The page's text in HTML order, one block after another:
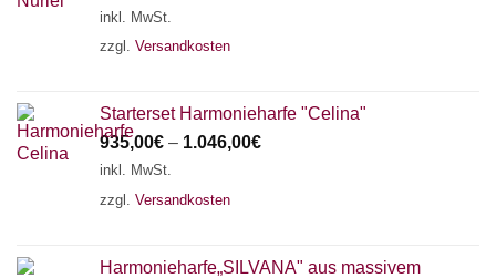
inkl. MwSt.
zzgl. Versandkosten
Starterset Harmonieharfe "Celina"
935,00€ – 1.046,00€
inkl. MwSt.
zzgl. Versandkosten
Harmonieharfe„SILVANA" aus massivem